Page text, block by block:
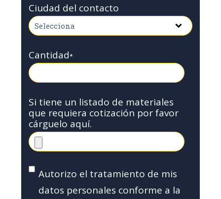
Ciudad del contacto
Cantidad*
Si tiene un listado de materiales
que requiera cotización por favor
cárguelo aquí.
Autorizo el tratamiento de mis
datos personales conforme a la